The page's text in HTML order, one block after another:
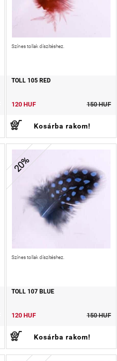
Színes tollak díszítéshez.
TOLL 105 RED
120 HUF 150 HUF
Kosárba rakom!
20%
Színes tollak díszítéshez.
TOLL 107 BLUE
120 HUF 150 HUF
Kosárba rakom!